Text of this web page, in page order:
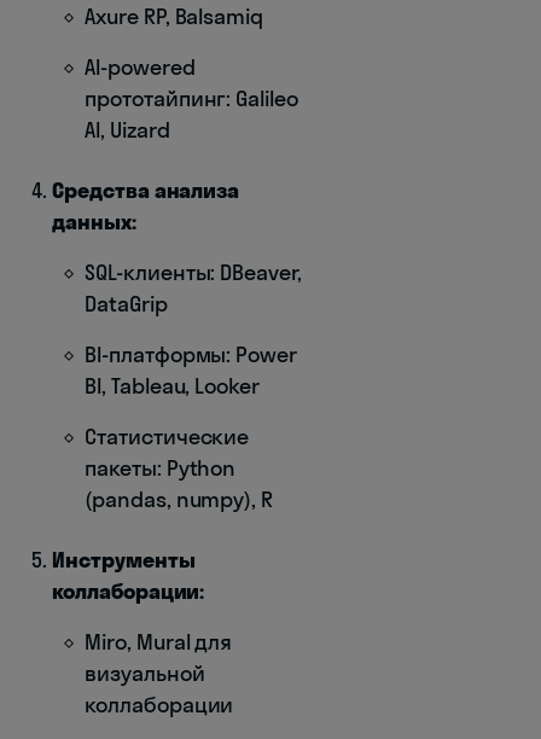
Axure RP, Balsamiq
AI-powered
прототайпинг: Galileo
AI, Uizard
Средства анализа
данных:
SQL-клиенты: DBeaver,
DataGrip
BI-платформы: Power
BI, Tableau, Looker
Статистические
пакеты: Python
(pandas, numpy), R
Инструменты
коллаборации:
Miro, Mural для
визуальной
коллаборации